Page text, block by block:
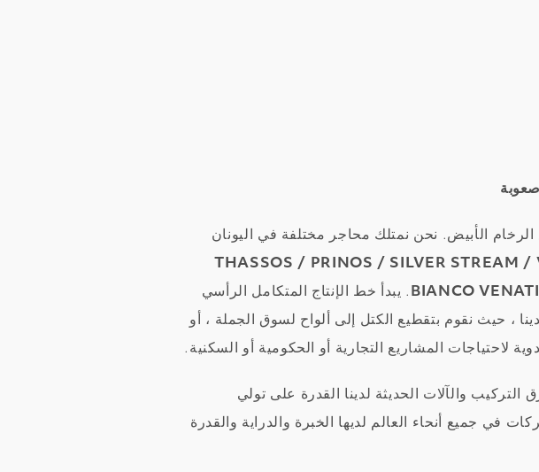
الأبيض. نحن نمتلك محاجر مختلفة في اليونان
THASSOS / PRINOS / SILVER STREAM
BIANCO . يبدأ خط الإنتاج المتكامل الرأسي
، حيث نقوم بتقطيع الكتل إلى ألواح لسوق الجملة ، أو
لاحتياجات المشاريع التجارية أو الحكومية أو السكنية.
والآلات الحديثة لدينا القدرة على تولي
في جميع أنحاء العالم لديها الخبرة والدراية والقدرة